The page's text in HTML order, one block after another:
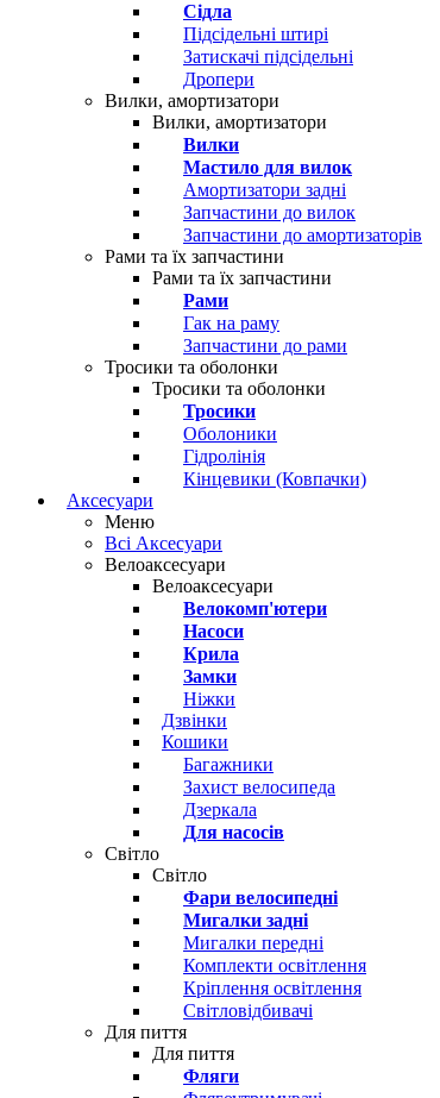
Сідла
Підсідельні штирі
Затискачі підсідельні
Дропери
Вилки, амортизатори
Вилки, амортизатори
Вилки
Мастило для вилок
Амортизатори задні
Запчастини до вилок
Запчастини до амортизаторів
Рами та їх запчастини
Рами та їх запчастини
Рами
Гак на раму
Запчастини до рами
Тросики та оболонки
Тросики та оболонки
Тросики
Оболоники
Гідролінія
Кінцевики (Ковпачки)
Аксесуари
Меню
Всі Аксесуари
Велоаксесуари
Велоаксесуари
Велокомп'ютери
Насоси
Крила
Замки
Ніжки
Дзвінки
Кошики
Багажники
Захист велосипеда
Дзеркала
Для насосів
Світло
Світло
Фари велосипедні
Мигалки задні
Мигалки передні
Комплекти освітлення
Кріплення освітлення
Світловідбивачі
Для пиття
Для пиття
Фляги